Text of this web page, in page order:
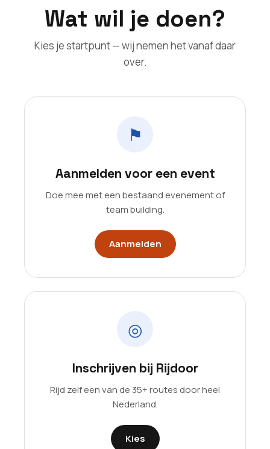
Wat wil je doen?
Kies je startpunt — wij nemen het vanaf daar
over.
⚑
Aanmelden voor een event
Doe mee met een bestaand evenement of
team building.
Aanmelden
◎
Inschrijven bij Rijdoor
Rijd zelf een van de 35+ routes door heel
Nederland.
Kies